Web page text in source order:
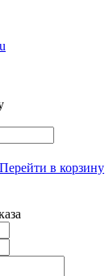
Перейти в корзину